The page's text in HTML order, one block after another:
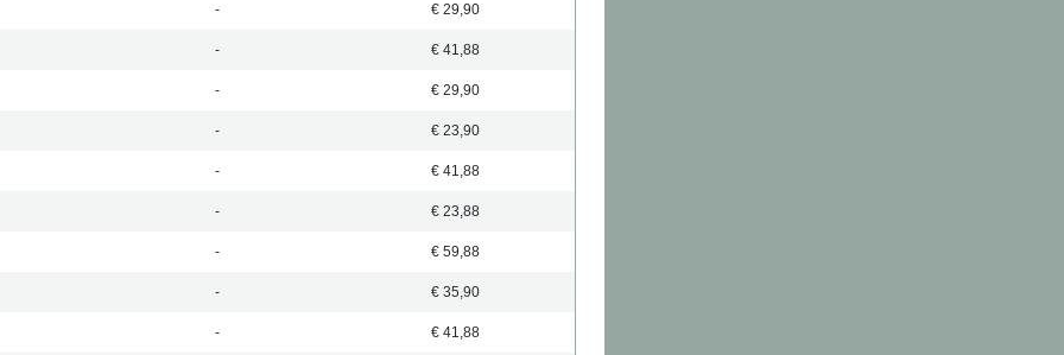
- € 29,90
- € 41,88
- € 29,90
- € 23,90
- € 41,88
- € 23,88
- € 59,88
- € 35,90
- € 41,88